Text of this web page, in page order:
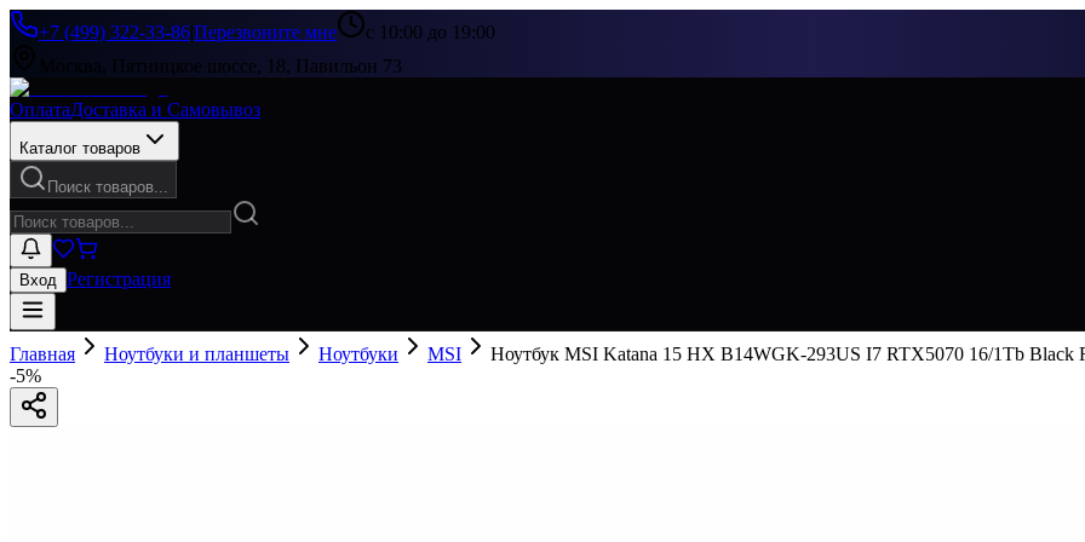
+7 (499) 322-33-86|Перезвоните мне
с 10:00 до 19:00
Москва, Пятницкое шоссе, 18, Павильон 73
ОплатаДоставка и Самовывоз
Каталог товаров
Поиск товаров...
Вход Регистрация
Главная Ноутбуки и планшеты Ноутбуки MSI
Ноутбук MSI Katana 15 HX B14WGK-293US I7 RTX5070 16/1Tb Black
-5%